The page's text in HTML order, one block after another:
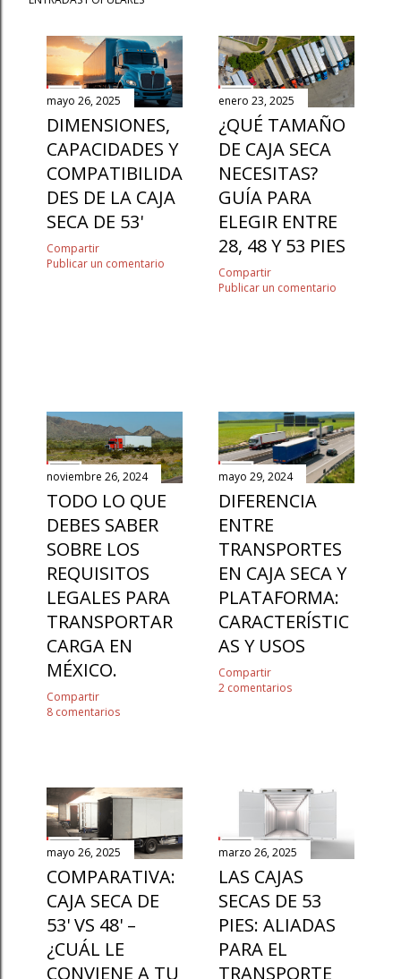
mayo 26, 2025
DIMENSIONES,
CAPACIDADES Y
COMPATIBILIDA
DES DE LA CAJA
SECA DE 53'
Compartir
Publicar un comentario
enero 23, 2025
¿QUÉ TAMAÑO
DE CAJA SECA
NECESITAS?
GUÍA PARA
ELEGIR ENTRE
28, 48 Y 53 PIES
Compartir
Publicar un comentario
noviembre 26, 2024
TODO LO QUE
DEBES SABER
SOBRE LOS
REQUISITOS
LEGALES PARA
TRANSPORTAR
CARGA EN
MÉXICO.
Compartir
8 comentarios
mayo 29, 2024
DIFERENCIA
ENTRE
TRANSPORTES
EN CAJA SECA Y
PLATAFORMA:
CARACTERÍSTIC
AS Y USOS
Compartir
2 comentarios
mayo 26, 2025
COMPARATIVA:
CAJA SECA DE
53' VS 48' –
¿CUÁL LE
CONVIENE A TU
marzo 26, 2025
LAS CAJAS
SECAS DE 53
PIES: ALIADAS
PARA EL
TRANSPORTE